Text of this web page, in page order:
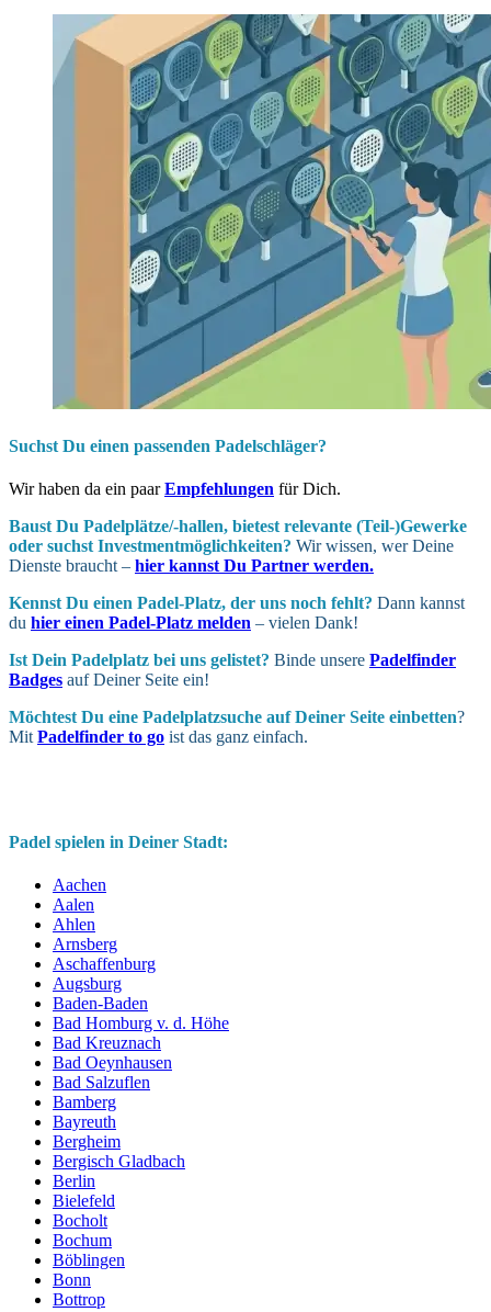
Suchst Du einen passenden Padelschläger?
Wir haben da ein paarEmpfehlungen für Dich.
Baust Du Padel­plätze/-hallen, bietest relevante (Teil-)Gewerke
oder suchst In­vest­ment­möglich­keiten? Wir wissen, wer Deine
Dienste braucht – hier kannst Du Partner werden.
Kennst Du einen Padel-Platz, der uns noch fehlt? Dann kannst
du hier einen Padel-Platz melden – vielen Dank!
Ist Dein Padel­platz bei uns gelistet? Binde unsere Padelfinder
Badges auf Deiner Seite ein!
Möchtest Du eine Padel­platz­suche auf Deiner Seite ein­betten?
MitPadelfinder to go ist das ganz einfach.
Padel spielen in Deiner Stadt:
Aachen
Aalen
Ahlen
Arnsberg
Aschaffenburg
Augsburg
Baden-Baden
Bad Homburg v. d. Höhe
Bad Kreuznach
Bad Oeynhausen
Bad Salzuflen
Bamberg
Bayreuth
Bergheim
Bergisch Gladbach
Berlin
Bielefeld
Bocholt
Bochum
Böblingen
Bonn
Bottrop